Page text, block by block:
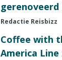
gerenoveerd
Redactie Reisbizz
Coffee with
America